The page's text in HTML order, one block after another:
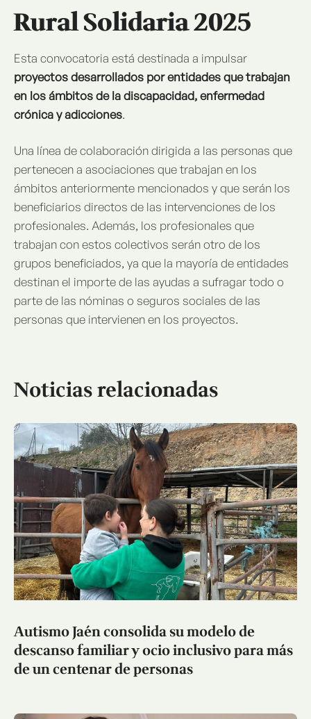
Rural Solidaria 2025
Esta convocatoria está destinada a impulsar
proyectos desarrollados por entidades que trabajan
en los ámbitos de la discapacidad, enfermedad
crónica y adicciones.
Una línea de colaboración dirigida a las personas que
pertenecen a asociaciones que trabajan en los
ámbitos anteriormente mencionados y que serán los
beneficiarios directos de las intervenciones de los
profesionales. Además, los profesionales que
trabajan con estos colectivos serán otro de los
grupos beneficiados, ya que la mayoría de entidades
destinan el importe de las ayudas a sufragar todo o
parte de las nóminas o seguros sociales de las
personas que intervienen en los proyectos.
Noticias relacionadas
Autismo Jaén consolida su modelo de
descanso familiar y ocio inclusivo para más
de un centenar de personas